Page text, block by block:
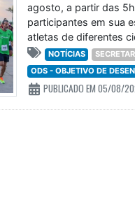
agosto, a partir das
participantes em sua
atletas de diferentes
NOTÍCIAS
ODS - OBJETIVO DE
PUBLICADO EM 05/08/